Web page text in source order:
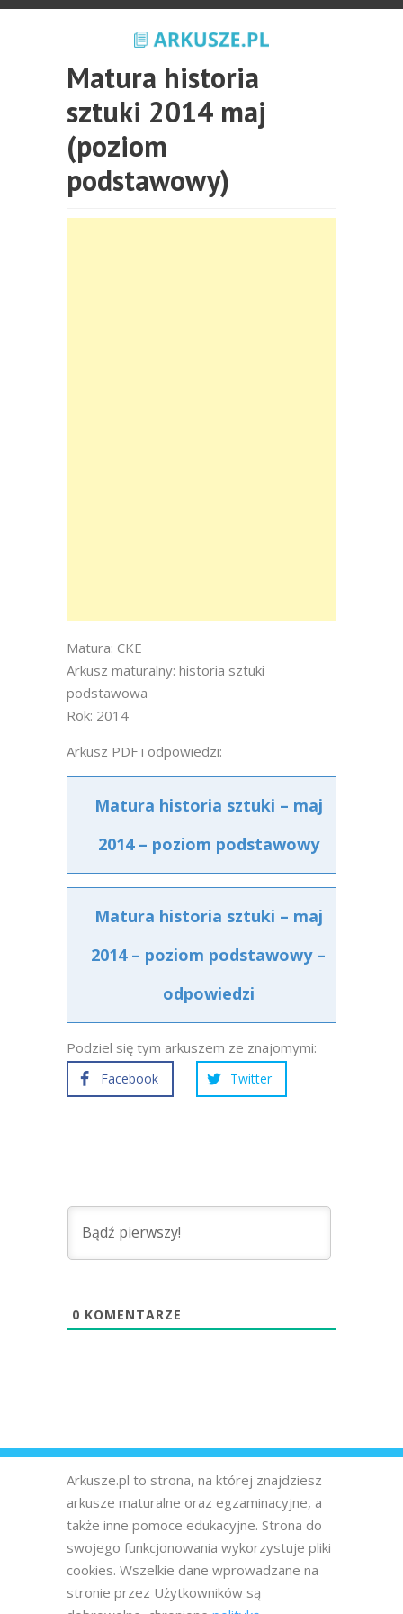
Matura historia
sztuki 2014 maj
(poziom
podstawowy)
Matura: CKE
Arkusz maturalny: historia sztuki
podstawowa
Rok: 2014
Arkusz PDF i odpowiedzi:
Matura historia sztuki – maj
2014 – poziom podstawowy
Matura historia sztuki – maj
2014 – poziom podstawowy –
odpowiedzi
Podziel się tym arkuszem ze znajomymi:
Facebook Twitter
0 KOMENTARZE
Arkusze.pl to strona, na której znajdziesz
arkusze maturalne oraz egzaminacyjne, a
także inne pomoce edukacyjne. Strona do
swojego funkcjonowania wykorzystuje pliki
cookies. Wszelkie dane wprowadzane na
stronie przez Użytkowników są